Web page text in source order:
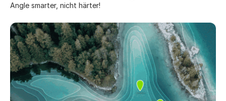
Angle smarter, nicht härter!